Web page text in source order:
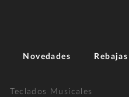
Novedades Rebajas
Teclados Musicales